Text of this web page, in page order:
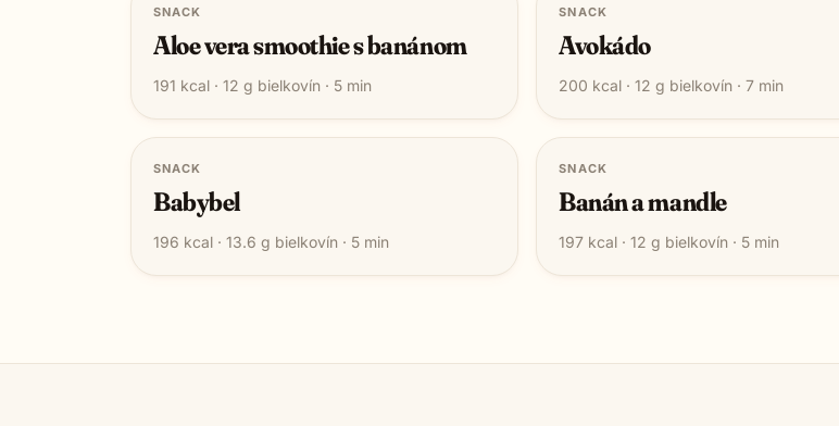
SNACK
Aloe vera smoothie s banánom
191 kcal · 12 g bielkovín · 5 min
SNACK
Avokádo
200 kcal ·12 g bielkovín ·7 min
SNACK
Babybel
196 kcal · 13.6 g bielkovín · 5 min
SNACK
Banán a mandle
197 kcal ·12 g bielkovín · 5 min